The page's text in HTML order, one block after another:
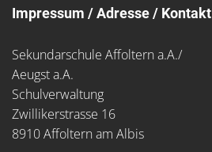
Impressum / Adresse / Kontakt
Sekundarschule Affoltern a.A./
Aeugst a.A.
Schulverwaltung
Zwillikerstrasse 16
8910 Affoltern am Albis